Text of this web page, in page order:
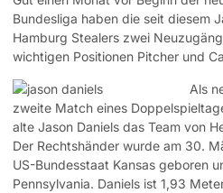
Bundesliga haben die seit diesem
Hamburg Stealers zwei
wichtigen Positionen Pitcher und
Als
zweite Match eines
alte Jason Daniels das Team von
Der Rechtshänder wurde am 30.
US-Bundesstaat Kansas geboren
Pennsylvania. Daniels ist 1,93